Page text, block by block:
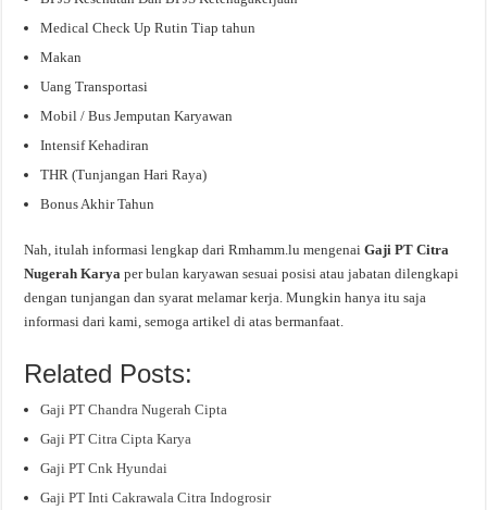
Medical Check Up Rutin Tiap tahun
Makan
Uang Transportasi
Mobil / Bus Jemputan Karyawan
Intensif Kehadiran
THR (Tunjangan Hari Raya)
Bonus Akhir Tahun
Nah, itulah informasi lengkap dari Rmhamm.lu mengenaiGaji PT Citra
Nugerah Karyaper bulan karyawan sesuai posisi atau jabatan dilengkapi
dengan tunjangan dan syarat melamar kerja. Mungkin hanya itu saja
informasi dari kami, semoga artikel di atas bermanfaat.
Related Posts:
Gaji PT Chandra Nugerah Cipta
Gaji PT Citra Cipta Karya
Gaji PT Cnk Hyundai
Gaji PT Inti Cakrawala Citra Indogrosir